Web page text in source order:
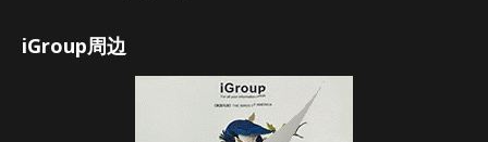
iGroup周边